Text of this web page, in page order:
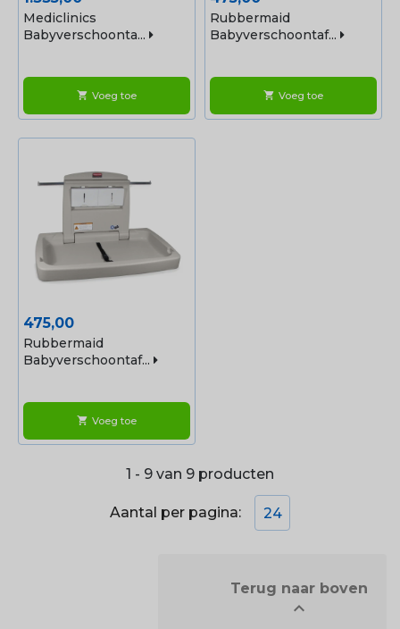
Mediclinics
Babyverschoonta...
shopping_cart Voeg toe
Rubbermaid
Babyverschoontaf...
shopping_cart Voeg toe
Prijs
475,00
Rubbermaid
Babyverschoontaf...
shopping_cart Voeg toe
1 - 9 van 9 producten
Aantal per pagina: 24
